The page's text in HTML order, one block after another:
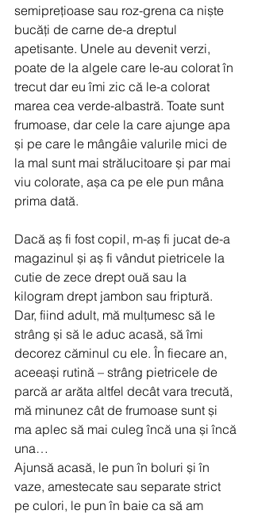
semiprețioase sau roz-grena ca niște
bucăți de carne de-a dreptul
apetisante. Unele au devenit verzi,
poate de la algele care le-au colorat în
trecut dar eu îmi zic că le-a colorat
marea cea verde-albastră. Toate sunt
frumoase, dar cele la care ajunge apa
și pe care le mângâie valurile mici de
la mal sunt mai strălucitoare și par mai
viu colorate, așa ca pe ele pun mâna
prima dată.
Dacă aș fi fost copil, m-aș fi jucat de-a
magazinul și aș fi vândut pietricele la
cutie de zece drept ouă sau la
kilogram drept jambon sau friptură.
Dar, fiind adult, mă mulțumesc să le
strâng și să le aduc acasă, să îmi
decorez căminul cu ele. În fiecare an,
aceeași rutină – strâng pietricele de
parcă ar arăta altfel decât vara trecută,
mă minunez cât de frumoase sunt și
ma aplec să mai culeg încă una și încă
una…
Ajunsă acasă, le pun în boluri și în
vaze, amestecate sau separate strict
pe culori, le pun în baie ca să am